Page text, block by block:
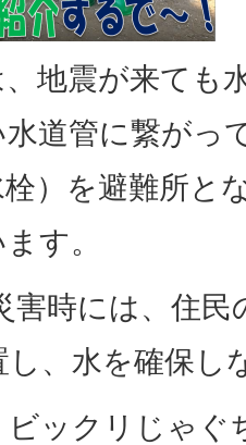
、地震が来ても
道管に繋がっ
）を避難所と
す。
害時には、住
し、水を確保し
ビックリじゃぐ